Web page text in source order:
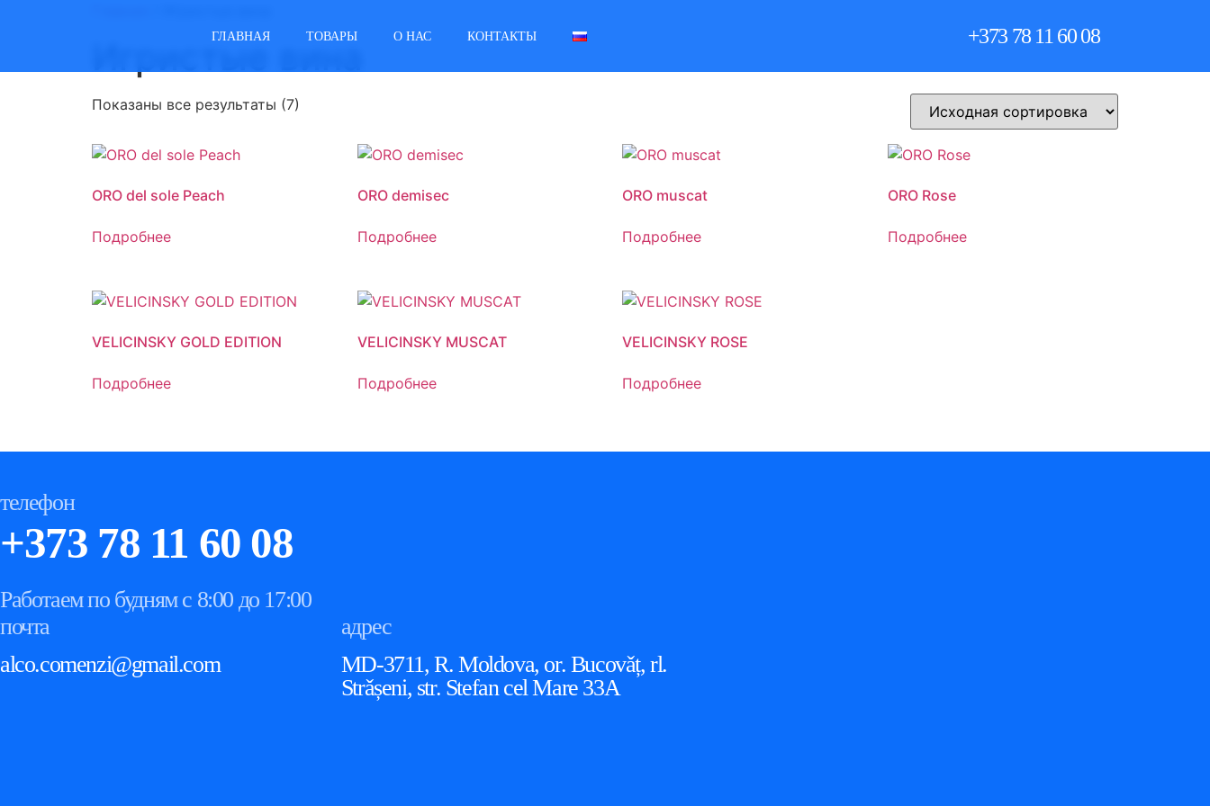
ГЛАВНАЯ ТОВАРЫ О НАС КОНТАКТЫ +373 78 11 60 08
Показаны все результаты (7)
ORO del sole Peach
Подробнее
ORO demisec
Подробнее
ORO muscat
Подробнее
ORO Rose
Подробнее
VELICINSKY GOLD EDITION
Подробнее
VELICINSKY MUSCAT
Подробнее
VELICINSKY ROSE
Подробнее
телефон
+373 78 11 60 08
Работаем по будням с 8:00 до 17:00
почта
alco.comenzi@gmail.com
адрес
MD-3711, R. Moldova, or. Bucovǎț, rl.
Strǎșeni, str. Stefan cel Mare 33A